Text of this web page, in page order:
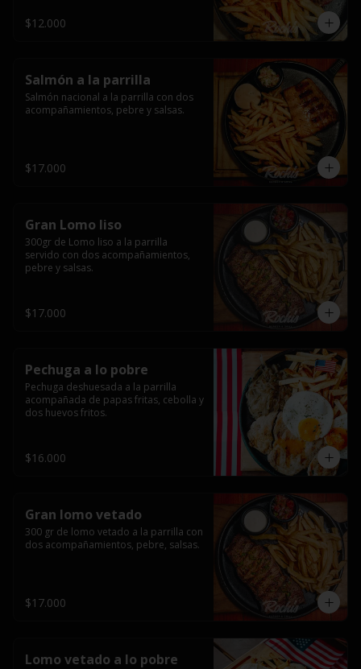
$12.000
Salmón a la parrilla
Salmón nacional a la parrilla con dos
acompañamientos, pebre y salsas.
$17.000
Gran Lomo liso
300gr de Lomo liso a la parrilla
servido con dos acompañamientos,
pebre y salsas.
$17.000
Pechuga a lo pobre
Pechuga deshuesada a la parrilla
acompañada de papas fritas, cebolla y
dos huevos fritos.
$16.000
Gran lomo vetado
300 gr de lomo vetado a la parrilla con
dos acompañamientos, pebre, salsas.
$17.000
Lomo vetado a lo pobre